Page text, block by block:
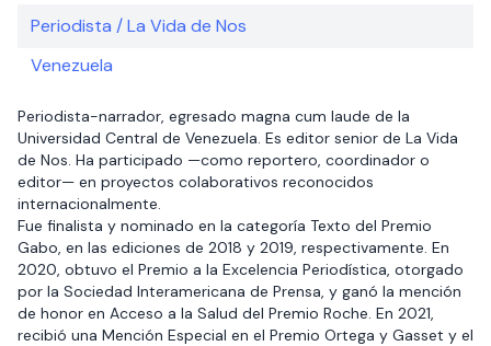
Periodista / La Vida de Nos
Venezuela
Periodista-narrador, egresado magna cum laude de la
Universidad Central de Venezuela. Es editor senior de La Vida
de Nos. Ha participado —como reportero, coordinador o
editor— en proyectos colaborativos reconocidos
internacionalmente.
Fue finalista y nominado en la categoría Texto del Premio
Gabo, en las ediciones de 2018 y 2019, respectivamente. En
2020, obtuvo el Premio a la Excelencia Periodística, otorgado
por la Sociedad Interamericana de Prensa, y ganó la mención
de honor en Acceso a la Salud del Premio Roche. En 2021,
recibió una Mención Especial en el Premio Ortega y Gasset y el